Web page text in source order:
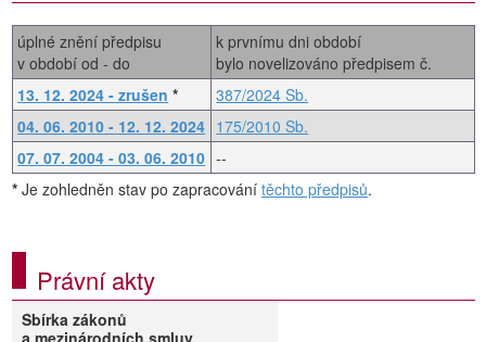
úplné znění předpisu
v období od - do
k prvnímu dni období
bylo novelizováno předpisem č.
13. 12. 2024 - zrušen *
387/2024 Sb.
04. 06. 2010 - 12. 12. 2024 175/2010 Sb.
07. 07. 2004 - 03. 06. 2010 --
* Je zohledněn stav po zapracování těchto předpisů.
Právní akty
Sbírka zákonů
a mezinárodních smluv